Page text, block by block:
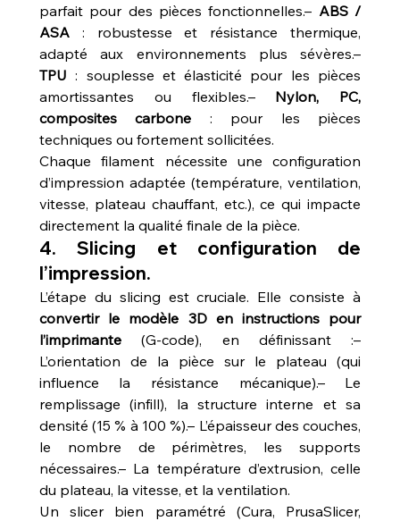
parfait pour des pièces fonctionnelles.– ABS /
ASA : robustesse et résistance thermique,
TPU : souplesse et élasticité pour les pièces
amortissantes ou flexibles.– Nylon, PC,
composites carbone : pour les pièces
techniques ou fortement sollicitées.
Chaque filament nécessite une configuration
d’impression adaptée (température, ventilation,
vitesse, plateau chauffant, etc.), ce qui impacte
directement la qualité finale de la pièce.
4. Slicing et configuration de
l’impression.
convertir le modèle 3D en instructions pour
l’imprimante (G-code), en définissant :–
L’orientation de la pièce sur le plateau (qui
influence la résistance mécanique).– Le
remplissage (infill), la structure interne et sa
densité (15 % à 100 %).– L’épaisseur des couches,
le nombre de périmètres, les supports
nécessaires.– La température d’extrusion, celle
du plateau, la vitesse, et la ventilation.
Un slicer bien paramétré (Cura, PrusaSlicer,